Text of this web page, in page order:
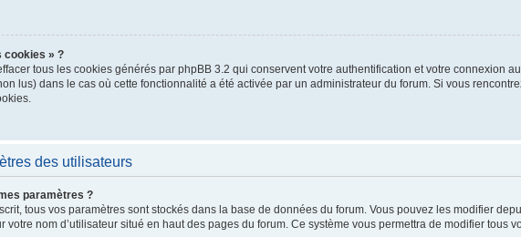
cookies » ?
tous les cookies générés par phpBB 3.2 qui conservent votre authentification et votre connexion
lus) dans le cas où cette fonctionnalité a été activée par un administrateur du forum. Si vous
des utilisateurs
paramètres ?
tous vos paramètres sont stockés dans la base de données du forum. Vous pouvez les modifier
votre nom d’utilisateur situé en haut des pages du forum. Ce système vous permettra de modifier tous